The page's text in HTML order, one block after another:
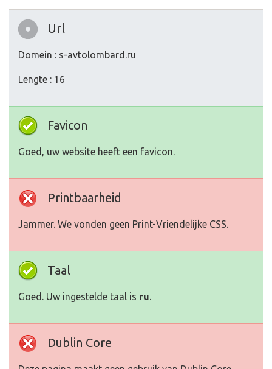
Url
Domein : s-avtolombard.ru
Lengte : 16
Favicon
Goed, uw website heeft een favicon.
Printbaarheid
Jammer. We vonden geen Print-Vriendelijke CSS.
Taal
Goed. Uw ingestelde taal is ru.
Dublin Core